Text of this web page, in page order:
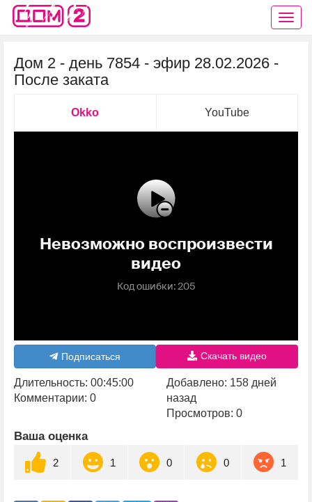
Дом 2 - день 7854 - эфир 28.02.2026 -
После заката
Okko YouTube
Подписаться Скачать видео
Длительность: 00:45:00
Комментарии: 0
Добавлено: 158 дней
назад
Просмотров: 0
Ваша оценка
2 1 0 0 1